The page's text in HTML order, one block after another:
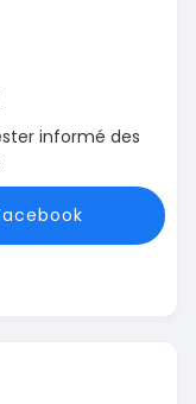
informé des